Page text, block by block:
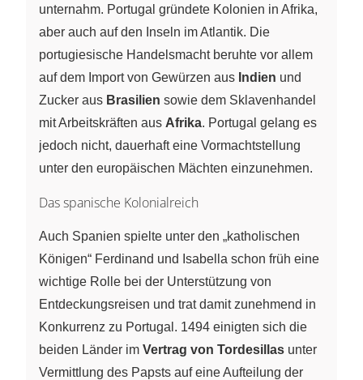
unternahm. Portugal gründete Kolonien in Afrika,
aber auch auf den Inseln im Atlantik. Die
portugiesische Handelsmacht beruhte vor allem
auf dem Import von Gewürzen aus Indien und
Zucker aus Brasilien sowie dem Sklavenhandel
mit Arbeitskräften aus Afrika. Portugal gelang es
jedoch nicht, dauerhaft eine Vormachtstellung
unter den europäischen Mächten einzunehmen.
Das spanische Kolonialreich
Auch Spanien spielte unter den „katholischen
Königen“ Ferdinand und Isabella schon früh eine
wichtige Rolle bei der Unterstützung von
Entdeckungsreisen und trat damit zunehmend in
Konkurrenz zu Portugal. 1494 einigten sich die
beiden Länder im Vertrag von Tordesillas unter
Vermittlung des Papsts auf eine Aufteilung der